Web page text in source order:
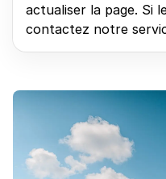
actualiser la page. Si
contactez notre